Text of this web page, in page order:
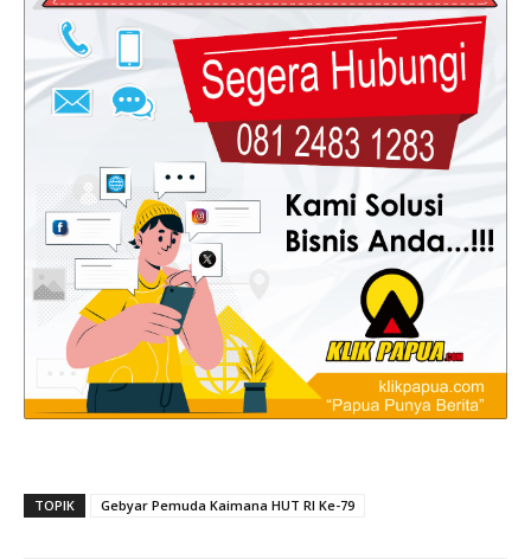
TOPIK Gebyar Pemuda Kaimana HUT RI Ke-79